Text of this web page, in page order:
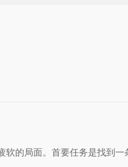
的局面。首要任务是找到一